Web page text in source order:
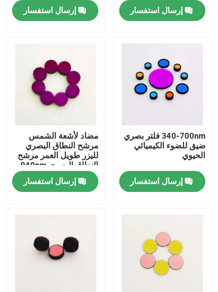
منزل
أشرطة فيديو
جولة في المعمل
ضبط الجودة
اتصل بنا
مرشح النطاق البصري
إرسال استفسار
إرسال استفسار
340-700nm فلتر بصري
ضيق للضوء الكيميائي
الحيوي
إرسال استفسار
مضاد لأشعة الشمس
مرشح النطاق البصري
لليزر طويل العمر مرشح
النطاق البصري 940nm
إرسال استفسار